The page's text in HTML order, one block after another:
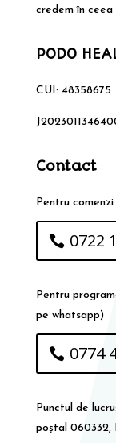
credem în ceea
PODO
CUI: 48358675
Contact
Pentru comenzi
0722
Pentru
pe whatsapp)
0774
Punctul de
poștal 060332,